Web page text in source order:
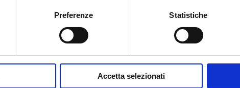
Preferenze Statistiche
Accetta selezionati
Presidente Cooperativa La
Spiga Onlus